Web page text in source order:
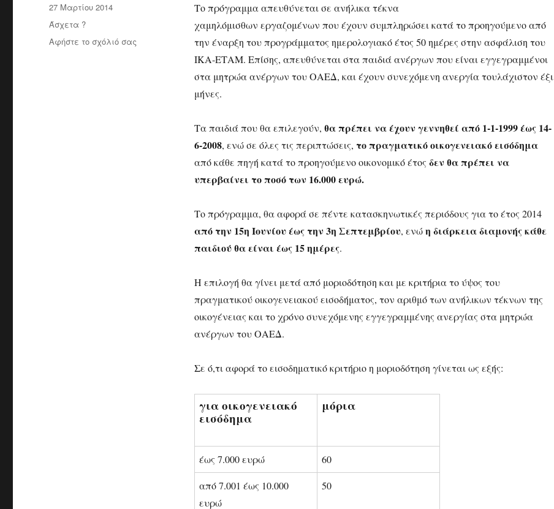
Το πρόγραμμα απευθύνεται σε ανήλικα τέκνα
χαμηλόμισθων εργαζομένων που έχουν συμπληρώσει κατά το προηγούμενο από
την έναρξη του προγράμματος ημερολογιακό έτος 50 ημέρες στην ασφάλιση του
ΙΚΑ-ΕΤΑΜ. Επίσης, απευθύνεται στα παιδιά ανέργων που είναι εγγεγραμμένοι
στα μητρώα ανέργων του ΟΑΕΔ, και έχουν συνεχόμενη ανεργία τουλάχιστον έξι
μήνες.
Τα παιδιά που θα επιλεγούν, θα πρέπει να έχουν γεννηθεί από 1-1-1999 έως 14-
6-2008, ενώ σε όλες τις περιπτώσεις, το πραγματικό οικογενειακό εισόδημα
από κάθε πηγή κατά το προηγούμενο οικονομικό έτος δεν θα πρέπει να
υπερβαίνει το ποσό των 16.000 ευρώ.
Το πρόγραμμα, θα αφορά σε πέντε κατασκηνωτικές περιόδους για τo έτος 2014
από την 15η Ιουνίου έως την 3η Σεπτεμβρίου, ενώη διάρκεια διαμονής κάθε
παιδιού θα είναι έως 15 ημέρες.
Η επιλογή θα γίνει μετά από μοριοδότηση και με κριτήρια το ύψος του
πραγματικού οικογενειακού εισοδήματος, τον αριθμό των ανήλικων τέκνων της
οικογένειας και το χρόνο συνεχόμενης εγγεγραμμένης ανεργίας στα μητρώα
ανέργων του ΟΑΕΔ.
Σε ό,τι αφορά το εισοδηματικό κριτήριο η μοριοδότηση γίνεται ως εξής:
για οικογενειακό
εισόδημα
μόρια
έως 7.000 ευρώ 60
από 7.001 έως 10.000
ευρώ
50
Δημοσιεύτηκε
την
27 Μαρτίου 2014
Κατηγορίες
Άσχετα ?
Αφήστε το σχόλιό σας